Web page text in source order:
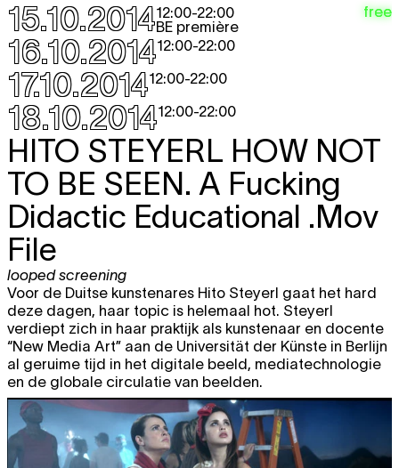
15.10.201412:00-22:00
BE première
16.10.201412:00-22:00
17.10.201412:00-22:00
18.10.201412:00-22:00
free
HITO STEYERL HOW NOT
TO BE SEEN. A Fucking
Didactic Educational .Mov
File
looped screening
Voor de Duitse kunstenares Hito Steyerl gaat het hard
deze dagen, haar topic is helemaal hot. Steyerl
verdiept zich in haar praktijk als kunstenaar en docente
“New Media Art” aan de Universität der Künste in Berlijn
al geruime tijd in het digitale beeld, mediatechnologie
en de globale circulatie van beelden.